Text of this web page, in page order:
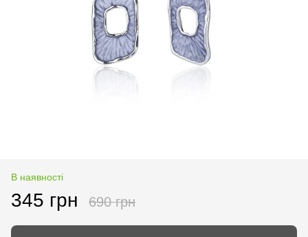
В наявності
345 грн 690 грн